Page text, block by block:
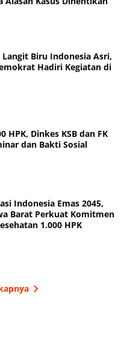
Biru Indonesia Asri,
Hadiri Kegiatan di
HPK, Dinkes KSB dan FK
dan Bakti Sosial
Indonesia Emas 2045,
Barat Perkuat Komitmen
1.000 HPK